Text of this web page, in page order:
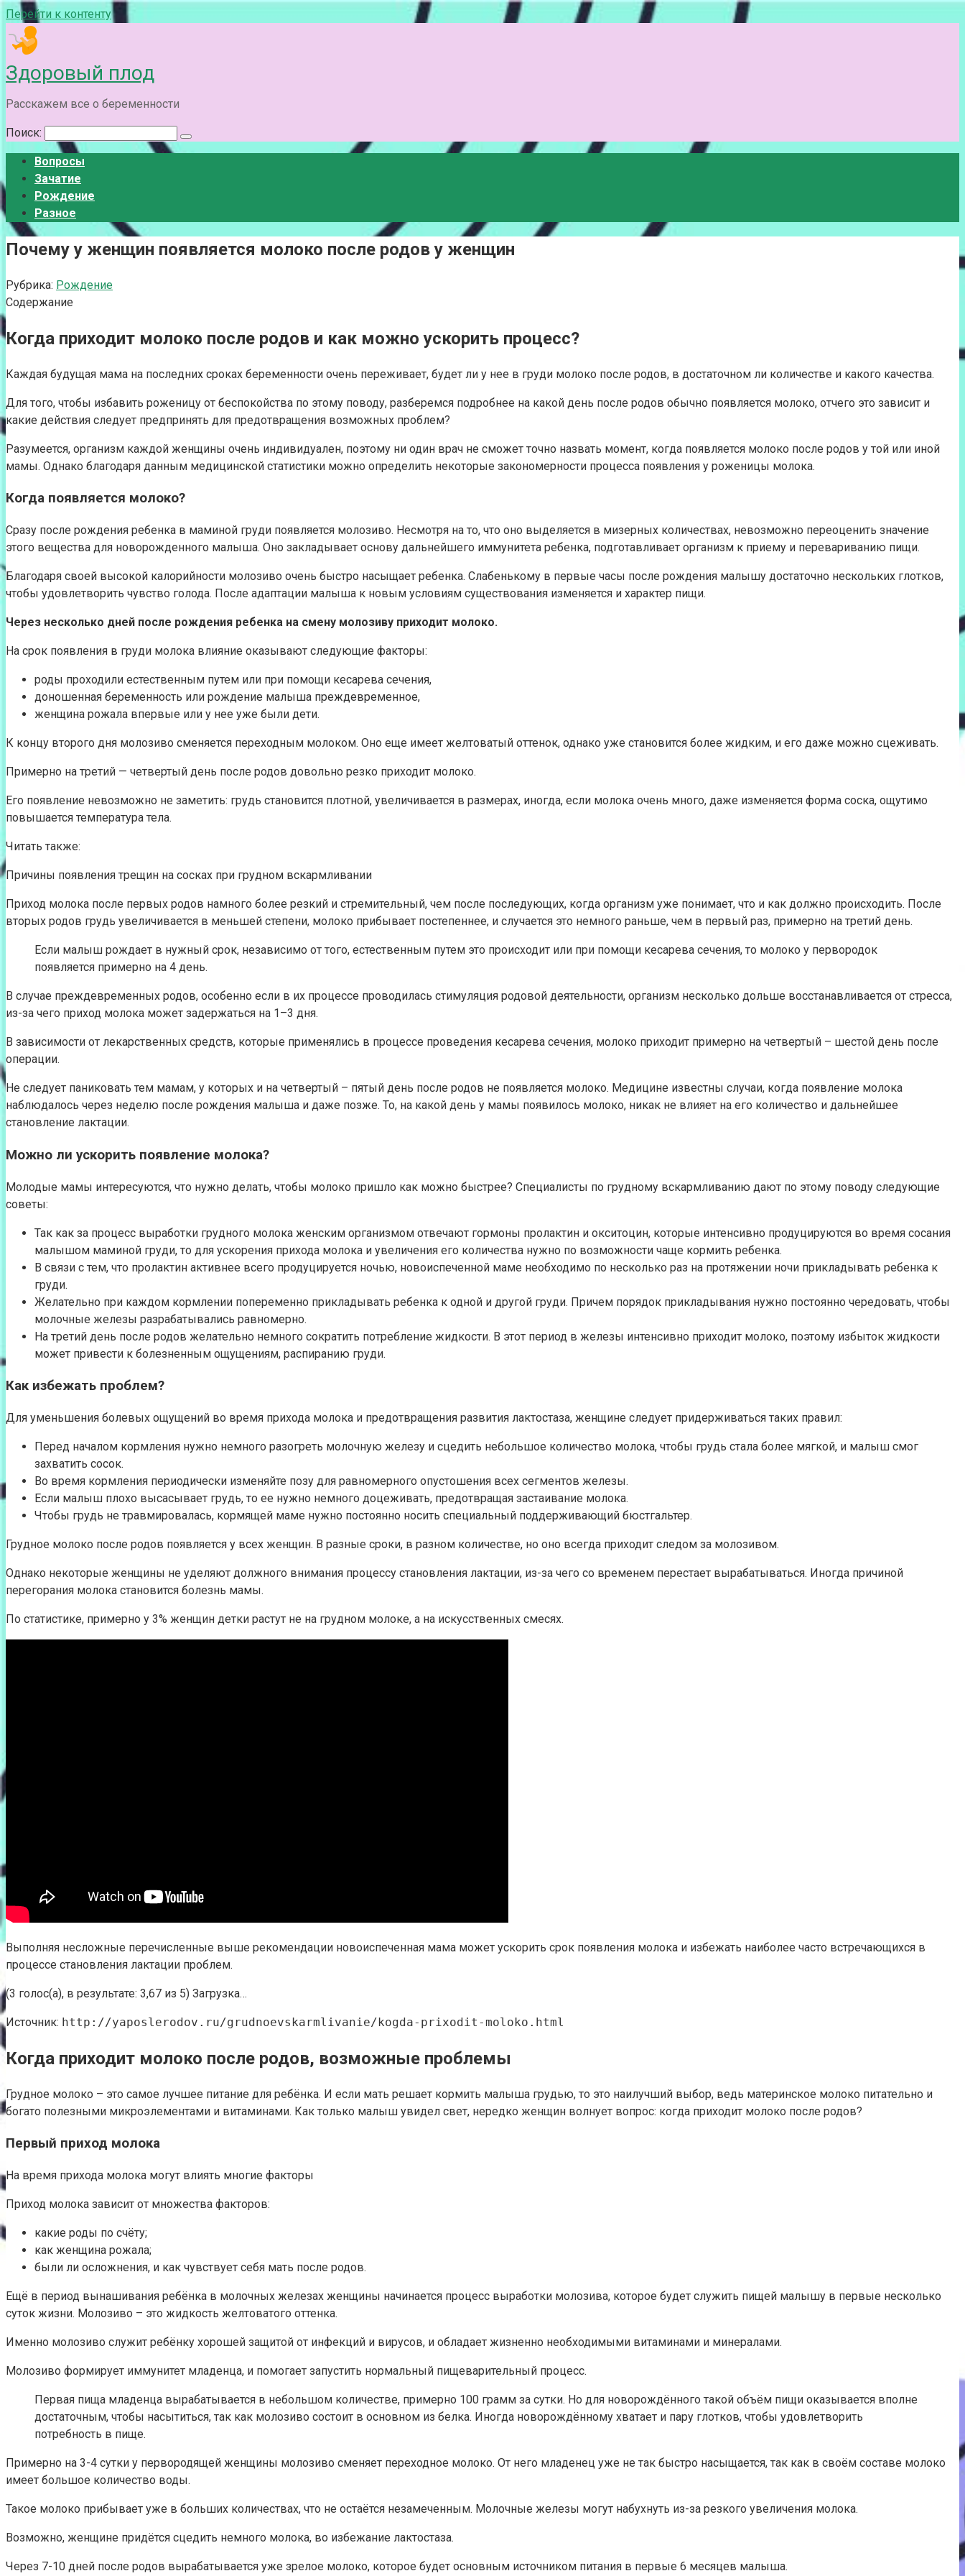
Перейти к контенту
Здоровый плод
Расскажем все о беременности
Поиск:
Вопросы
Зачатие
Рождение
Разное
Почему у женщин появляется молоко после родов у женщин
Рубрика: Рождение
Содержание
Когда приходит молоко после родов и как можно ускорить процесс?
Каждая будущая мама на последних сроках беременности очень переживает, будет ли у нее в груди молоко после родов, в достаточном ли количестве и какого качества.
Для того, чтобы избавить роженицу от беспокойства по этому поводу, разберемся подробнее на какой день после родов обычно появляется молоко, отчего это зависит и
какие действия следует предпринять для предотвращения возможных проблем?
Разумеется, организм каждой женщины очень индивидуален, поэтому ни один врач не сможет точно назвать момент, когда появляется молоко после родов у той или иной
мамы. Однако благодаря данным медицинской статистики можно определить некоторые закономерности процесса появления у роженицы молока.
Когда появляется молоко?
Сразу после рождения ребенка в маминой груди появляется молозиво. Несмотря на то, что оно выделяется в мизерных количествах, невозможно переоценить значение
этого вещества для новорожденного малыша. Оно закладывает основу дальнейшего иммунитета ребенка, подготавливает организм к приему и перевариванию пищи.
Благодаря своей высокой калорийности молозиво очень быстро насыщает ребенка. Слабенькому в первые часы после рождения малышу достаточно нескольких глотков,
чтобы удовлетворить чувство голода. После адаптации малыша к новым условиям существования изменяется и характер пищи.
Через несколько дней после рождения ребенка на смену молозиву приходит молоко.
На срок появления в груди молока влияние оказывают следующие факторы:
роды проходили естественным путем или при помощи кесарева сечения,
доношенная беременность или рождение малыша преждевременное,
женщина рожала впервые или у нее уже были дети.
К концу второго дня молозиво сменяется переходным молоком. Оно еще имеет желтоватый оттенок, однако уже становится более жидким, и его даже можно сцеживать.
Примерно на третий — четвертый день после родов довольно резко приходит молоко.
Его появление невозможно не заметить: грудь становится плотной, увеличивается в размерах, иногда, если молока очень много, даже изменяется форма соска, ощутимо
повышается температура тела.
Читать также:
Причины появления трещин на сосках при грудном вскармливании
Приход молока после первых родов намного более резкий и стремительный, чем после последующих, когда организм уже понимает, что и как должно происходить. После
вторых родов грудь увеличивается в меньшей степени, молоко прибывает постепеннее, и случается это немного раньше, чем в первый раз, примерно на третий день.
Если малыш рождает в нужный срок, независимо от того, естественным путем это происходит или при помощи кесарева сечения, то молоко у первородок
появляется примерно на 4 день.
В случае преждевременных родов, особенно если в их процессе проводилась стимуляция родовой деятельности, организм несколько дольше восстанавливается от стресса,
из-за чего приход молока может задержаться на 1–3 дня.
В зависимости от лекарственных средств, которые применялись в процессе проведения кесарева сечения, молоко приходит примерно на четвертый – шестой день после
операции.
Не следует паниковать тем мамам, у которых и на четвертый – пятый день после родов не появляется молоко. Медицине известны случаи, когда появление молока
наблюдалось через неделю после рождения малыша и даже позже. То, на какой день у мамы появилось молоко, никак не влияет на его количество и дальнейшее
становление лактации.
Можно ли ускорить появление молока?
Молодые мамы интересуются, что нужно делать, чтобы молоко пришло как можно быстрее? Специалисты по грудному вскармливанию дают по этому поводу следующие
советы:
Так как за процесс выработки грудного молока женским организмом отвечают гормоны пролактин и окситоцин, которые интенсивно продуцируются во время сосания
малышом маминой груди, то для ускорения прихода молока и увеличения его количества нужно по возможности чаще кормить ребенка.
В связи с тем, что пролактин активнее всего продуцируется ночью, новоиспеченной маме необходимо по несколько раз на протяжении ночи прикладывать ребенка к
груди.
Желательно при каждом кормлении попеременно прикладывать ребенка к одной и другой груди. Причем порядок прикладывания нужно постоянно чередовать, чтобы
молочные железы разрабатывались равномерно.
На третий день после родов желательно немного сократить потребление жидкости. В этот период в железы интенсивно приходит молоко, поэтому избыток жидкости
может привести к болезненным ощущениям, распиранию груди.
Как избежать проблем?
Для уменьшения болевых ощущений во время прихода молока и предотвращения развития лактостаза, женщине следует придерживаться таких правил:
Перед началом кормления нужно немного разогреть молочную железу и сцедить небольшое количество молока, чтобы грудь стала более мягкой, и малыш смог
захватить сосок.
Во время кормления периодически изменяйте позу для равномерного опустошения всех сегментов железы.
Если малыш плохо высасывает грудь, то ее нужно немного доцеживать, предотвращая застаивание молока.
Чтобы грудь не травмировалась, кормящей маме нужно постоянно носить специальный поддерживающий бюстгальтер.
Грудное молоко после родов появляется у всех женщин. В разные сроки, в разном количестве, но оно всегда приходит следом за молозивом.
Однако некоторые женщины не уделяют должного внимания процессу становления лактации, из-за чего со временем перестает вырабатываться. Иногда причиной
перегорания молока становится болезнь мамы.
По статистике, примерно у 3% женщин детки растут не на грудном молоке, а на искусственных смесях.
Выполняя несложные перечисленные выше рекомендации новоиспеченная мама может ускорить срок появления молока и избежать наиболее часто встречающихся в
процессе становления лактации проблем.
(3 голос(а), в результате: 3,67 из 5) Загрузка…
Источник: http://yaposlerodov.ru/grudnoevskarmlivanie/kogda-prixodit-moloko.html
Когда приходит молоко после родов, возможные проблемы
Грудное молоко – это самое лучшее питание для ребёнка. И если мать решает кормить малыша грудью, то это наилучший выбор, ведь материнское молоко питательно и
богато полезными микроэлементами и витаминами. Как только малыш увидел свет, нередко женщин волнует вопрос: когда приходит молоко после родов?
Первый приход молока
На время прихода молока могут влиять многие факторы
Приход молока зависит от множества факторов:
какие роды по счёту;
как женщина рожала;
были ли осложнения, и как чувствует себя мать после родов.
Ещё в период вынашивания ребёнка в молочных железах женщины начинается процесс выработки молозива, которое будет служить пищей малышу в первые несколько
суток жизни. Молозиво – это жидкость желтоватого оттенка.
Именно молозиво служит ребёнку хорошей защитой от инфекций и вирусов, и обладает жизненно необходимыми витаминами и минералами.
Молозиво формирует иммунитет младенца, и помогает запустить нормальный пищеварительный процесс.
Первая пища младенца вырабатывается в небольшом количестве, примерно 100 грамм за сутки. Но для новорождённого такой объём пищи оказывается вполне
достаточным, чтобы насытиться, так как молозиво состоит в основном из белка. Иногда новорождённому хватает и пару глотков, чтобы удовлетворить
потребность в пище.
Примерно на 3-4 сутки у первородящей женщины молозиво сменяет переходное молоко. От него младенец уже не так быстро насыщается, так как в своём составе молоко
имеет большое количество воды.
Такое молоко прибывает уже в больших количествах, что не остаётся незамеченным. Молочные железы могут набухнуть из-за резкого увеличения молока.
Возможно, женщине придётся сцедить немного молока, во избежание лактостаза.
Через 7-10 дней после родов вырабатывается уже зрелое молоко, которое будет основным источником питания в первые 6 месяцев малыша.